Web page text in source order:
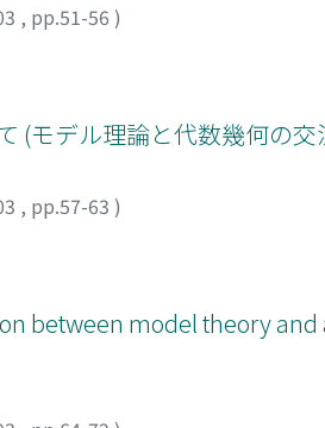
, pp.51-56 )
(モデル理論と代数幾何の交
, pp.57-63 )
between model theory